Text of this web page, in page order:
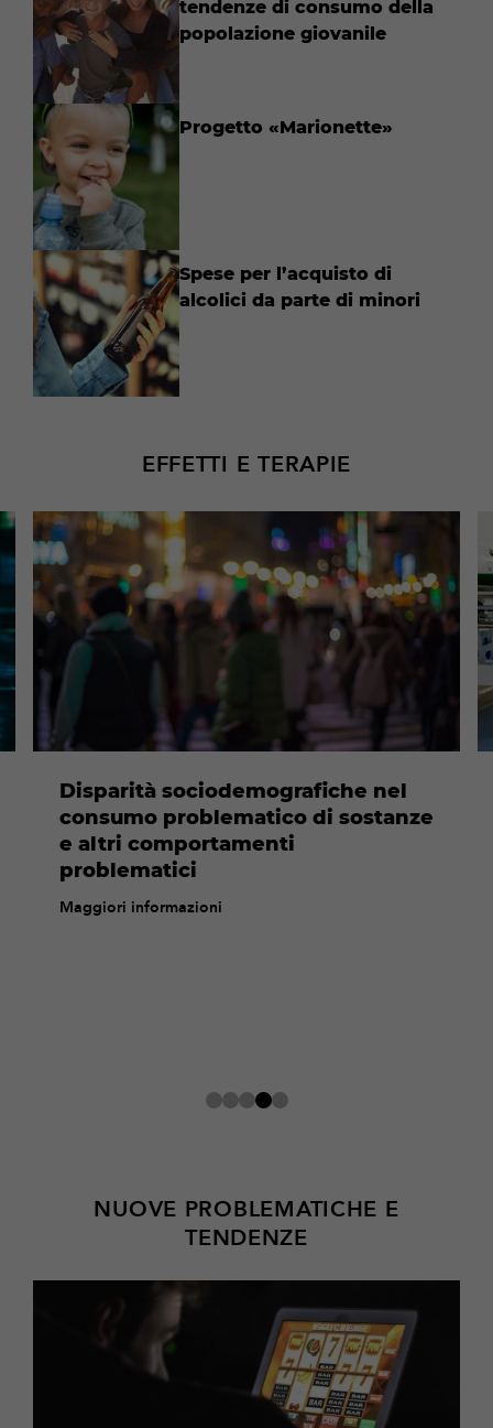
tendenze di consumo della
popolazione giovanile
Progetto «Marionette»
Spese per l’acquisto di
alcolici da parte di minori
EFFETTI E TERAPIE
Disparità sociodemografiche nel
consumo problematico di sostanze
e altri comportamenti
problematici
Maggiori
informazioni
Maggiori informazioni
NUOVE PROBLEMATICHE E
TENDENZE